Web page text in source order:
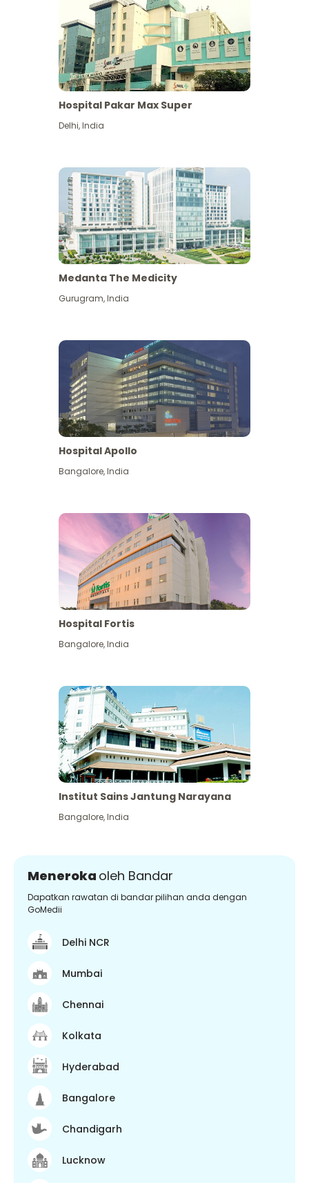
Hospital Pakar Max Super
Delhi,India
Medanta The Medicity
Gurugram,India
Hospital Apollo
Bangalore,India
Hospital Fortis
Bangalore,India
Institut Sains Jantung Narayana
Bangalore,India
Meneroka oleh Bandar
Dapatkan rawatan di bandar pilihan anda dengan
GoMedii
Delhi NCR
Mumbai
Chennai
Kolkata
Hyderabad
Bangalore
Chandigarh
Lucknow